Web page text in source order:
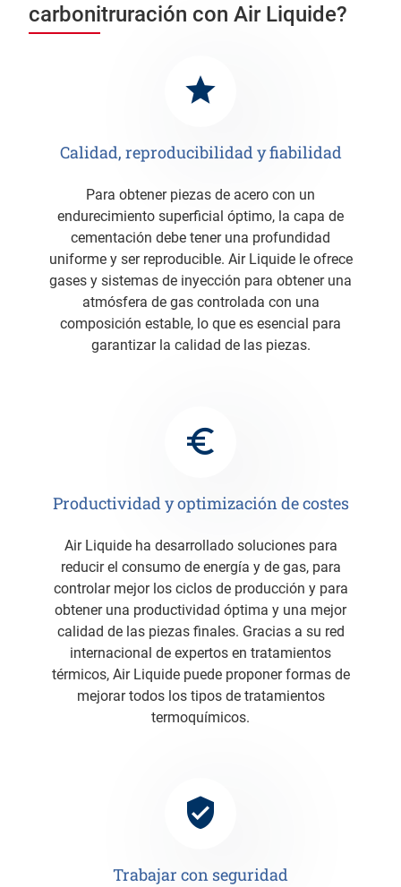
carbonitruración con Air Liquide?
Calidad, reproducibilidad y fiabilidad
Para obtener piezas de acero con un
endurecimiento superficial óptimo, la capa de
cementación debe tener una profundidad
uniforme y ser reproducible. Air Liquide le ofrece
gases y sistemas de inyección para obtener una
atmósfera de gas controlada con una
composición estable, lo que es esencial para
garantizar la calidad de las piezas.
Productividad y optimización de costes
Air Liquide ha desarrollado soluciones para
reducir el consumo de energía y de gas, para
controlar mejor los ciclos de producción y para
obtener una productividad óptima y una mejor
calidad de las piezas finales. Gracias a su red
internacional de expertos en tratamientos
térmicos, Air Liquide puede proponer formas de
mejorar todos los tipos de tratamientos
termoquímicos.
Trabajar con seguridad